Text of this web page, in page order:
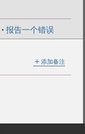
• 报告一个错误
＋ 添加备注